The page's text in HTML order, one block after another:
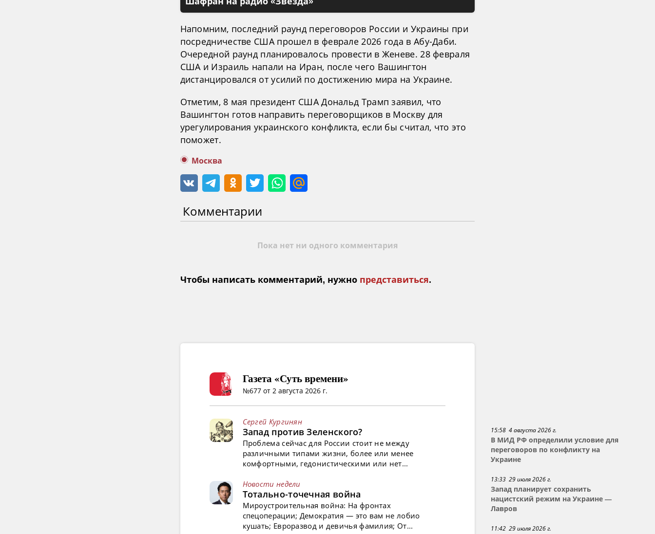
Напомним, последний раунд переговоров России и Украины при
посредничестве США прошел в феврале 2026 года в Абу-Даби.
Очередной раунд планировалось провести в Женеве. 28 февраля
США и Израиль напали на Иран, после чего Вашингтон
дистанцировался от усилий по достижению мира на Украине.
Отметим, 8 мая президент США Дональд Трамп заявил, что
Вашингтон готов направить переговорщиков в Москву для
урегулирования украинского конфликта, если бы считал, что это
поможет.
Москва
Комментарии
Пока нет ни одного комментария
Чтобы написать комментарий, нужно представиться.
15:58 4 августа 2026 г.
В МИД РФ определили условие для
переговоров по конфликту на
Украине
13:33 29 июля 2026 г.
Запад планирует сохранить
нацистский режим на Украине —
Лавров
11:42 29 июля 2026 г.
Газета «Суть времени»
№677 от 2 августа 2026 г.
Сергей Кургинян
Запад против Зеленского?
Проблема сейчас для России стоит не между
различными типами жизни, более или менее
комфортными, гедонистическими или нет...
Новости недели
Тотально-точечная война
Мироустроительная война: На фронтах
спецоперации; Демократия — это вам не лобио
кушать; Евроразвод и девичья фамилия; От...